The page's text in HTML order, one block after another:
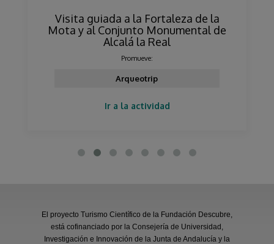
Visita guiada a la Fortaleza de la
Mota y al Conjunto Monumental de
Alcalá la Real
Promueve:
Arqueotrip
Ir a la actividad
El proyecto Turismo Científico de la Fundación Descubre,
está cofinanciado por la Consejería de Universidad,
Investigación e Innovación de la Junta de Andalucía y la